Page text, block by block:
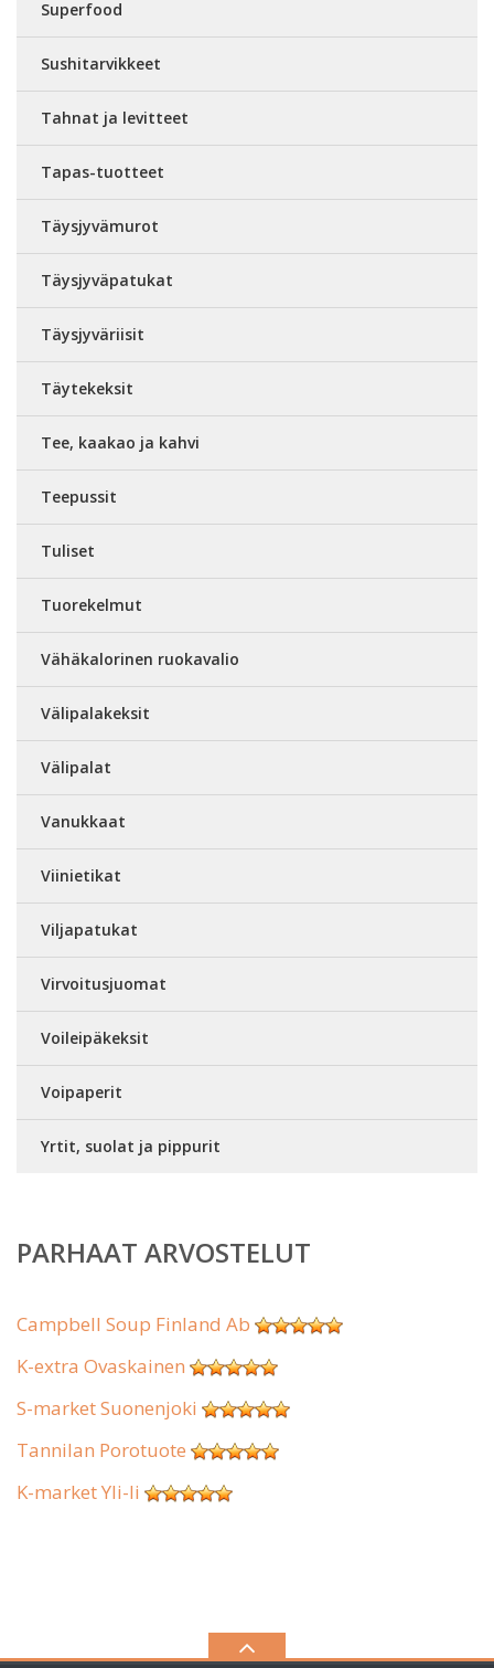
Superfood
Sushitarvikkeet
Tahnat ja levitteet
Tapas-tuotteet
Täysjyvämurot
Täysjyväpatukat
Täysjyväriisit
Täytekeksit
Tee, kaakao ja kahvi
Teepussit
Tuliset
Tuorekelmut
Vähäkalorinen ruokavalio
Välipalakeksit
Välipalat
Vanukkaat
Viinietikat
Viljapatukat
Virvoitusjuomat
Voileipäkeksit
Voipaperit
Yrtit, suolat ja pippurit
PARHAAT ARVOSTELUT
Campbell Soup Finland Ab
K-extra Ovaskainen
S-market Suonenjoki
Tannilan Porotuote
K-market Yli-Ii